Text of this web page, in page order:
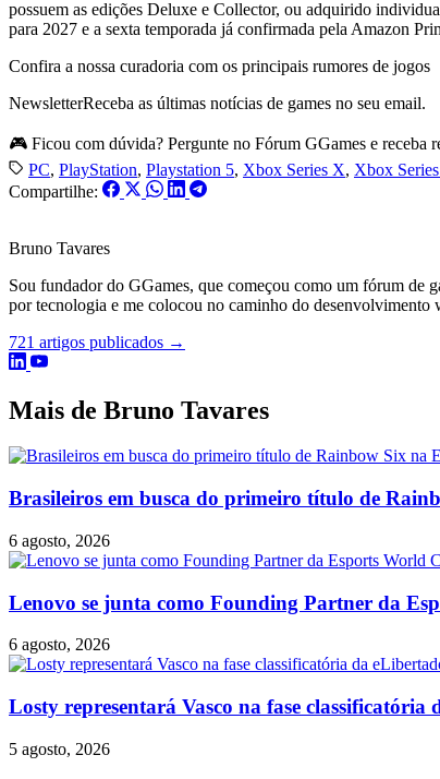
possuem as edições Deluxe e Collector, ou adquirido
para 2027 e a sexta temporada já confirmada pela Amazon
Confira a nossa curadoria com os principais rumores de jogos
NewsletterReceba as últimas notícias de games no seu email.
🎮 Ficou com dúvida? Pergunte no Fórum GGames e receba
PC, PlayStation, Playstation 5, Xbox Series X, Xbox
Compartilhe:
Bruno Tavares
Sou fundador do GGames, que começou como um fórum de
por tecnologia e me colocou no caminho do desenvolvimento
721 artigos publicados →
Mais de Bruno Tavares
Brasileiros em busca do primeiro título de
6 agosto, 2026
Lenovo se junta como Founding Partner da
6 agosto, 2026
Losty representará Vasco na fase
5 agosto, 2026